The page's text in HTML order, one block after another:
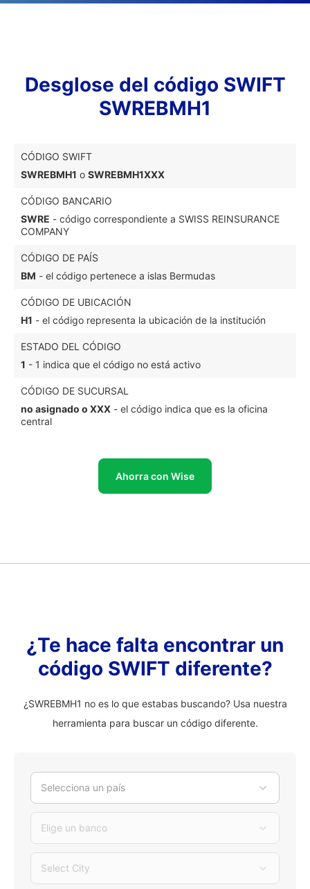
Desglose del código SWIFT
SWREBMH1
CÓDIGO SWIFT
SWREBMH1 o SWREBMH1XXX
CÓDIGO BANCARIO
SWRE - código correspondiente a SWISS REINSURANCE
COMPANY
CÓDIGO DE PAÍS
BM - el código pertenece a islas Bermudas
CÓDIGO DE UBICACIÓN
H1 - el código representa la ubicación de la institución
ESTADO DEL CÓDIGO
1 - 1 indica que el código no está activo
CÓDIGO DE SUCURSAL
no asignado o XXX - el código indica que es la oficina
central
Ahorra con Wise
¿Te hace falta encontrar un
código SWIFT diferente?
¿SWREBMH1 no es lo que estabas buscando? Usa nuestra
herramienta para buscar un código diferente.
Selecciona un país
Elige un banco
Select City